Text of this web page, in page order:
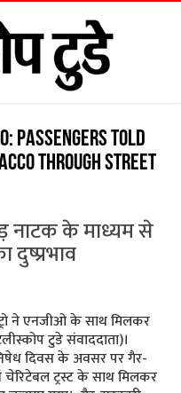
Passengers told
through street
नाटक के माध्यम से
दुष्प्रभाव
ने एनजीओ के साथ मिलकर
टुडे संवाददाता)।
दिवस के अवसर पर गैर-
ट्रस्ट के साथ मिलकर